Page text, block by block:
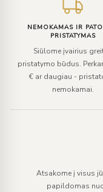
NEMOKAMAS IR
PRISTATYMAS
Siūlome įvairius
pristatymo būdus.
€ ar daugiau -
nemokamai.
Atsakome į visus
papildomas